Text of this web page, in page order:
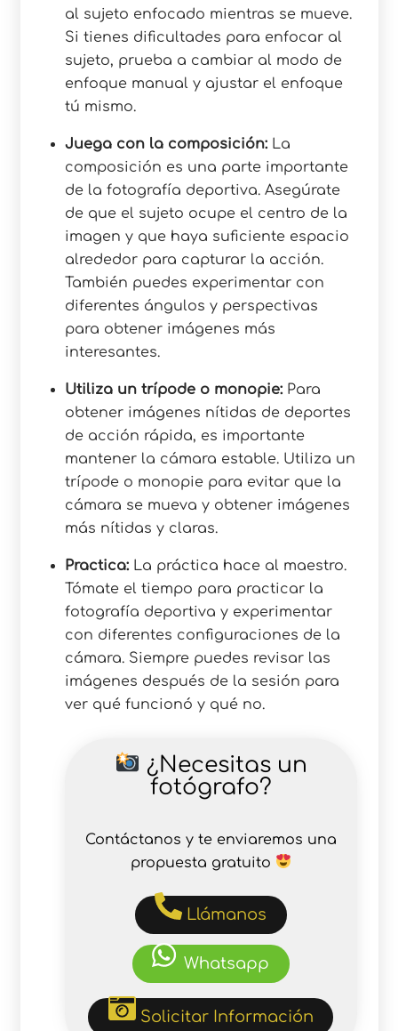
al sujeto enfocado mientras se mueve.
Si tienes dificultades para enfocar al
sujeto, prueba a cambiar al modo de
enfoque manual y ajustar el enfoque
tú mismo.
Juega con la composición: La
composición es una parte importante
de la fotografía deportiva. Asegúrate
de que el sujeto ocupe el centro de la
imagen y que haya suficiente espacio
alrededor para capturar la acción.
También puedes experimentar con
diferentes ángulos y perspectivas
para obtener imágenes más
interesantes.
Utiliza un trípode o monopie: Para
obtener imágenes nítidas de deportes
de acción rápida, es importante
mantener la cámara estable. Utiliza un
trípode o monopie para evitar que la
cámara se mueva y obtener imágenes
más nítidas y claras.
Practica: La práctica hace al maestro.
Tómate el tiempo para practicar la
fotografía deportiva y experimentar
con diferentes configuraciones de la
cámara. Siempre puedes revisar las
imágenes después de la sesión para
ver qué funcionó y qué no.
¿Necesitas un
fotógrafo?
Contáctanos y te enviaremos una
propuesta gratuito
Llámanos
Whatsapp
Solicitar Información